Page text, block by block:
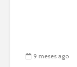
9 meses ago